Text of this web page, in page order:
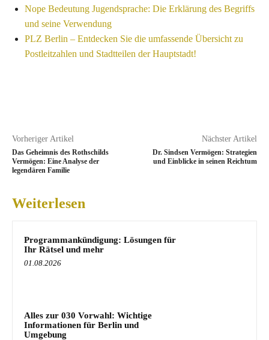
Nope Bedeutung Jugendsprache: Die Erklärung des Begriffs
und seine Verwendung
PLZ Berlin – Entdecken Sie die umfassende Übersicht zu
Postleitzahlen und Stadtteilen der Hauptstadt!
Vorheriger Artikel
Das Geheimnis des Rothschilds
Vermögen: Eine Analyse der
legendären Familie
Nächster Artikel
Dr. Sindsen Vermögen: Strategien
und Einblicke in seinen Reichtum
Weiterlesen
Programmankündigung: Lösungen für
Ihr Rätsel und mehr
01.08.2026
Alles zur 030 Vorwahl: Wichtige
Informationen für Berlin und
Umgebung